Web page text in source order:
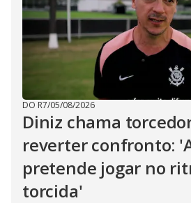
DO R7/05/08/2026
Diniz chama
reverter confronto:
pretende jogar no
torcida'